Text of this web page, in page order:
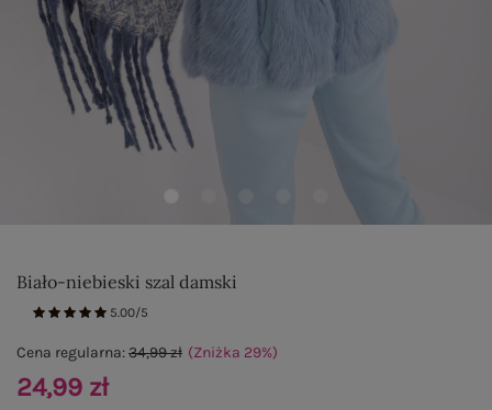
Biało-niebieski szal damski
5.00/5
Cena regularna:34,99 zł (Zniżka 29%)
24,99 zł